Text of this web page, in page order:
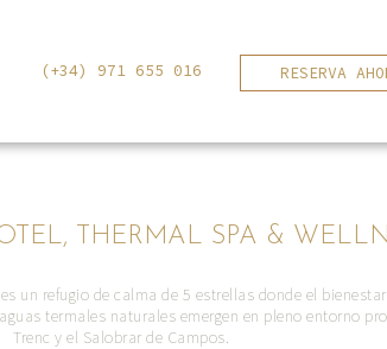
(+34) 971 655 016 RESERVA
THERMAL SPA &
un refugio de calma de 5 estrellas donde el
termales naturales emergen en pleno entorno
Trenc y el Salobrar de Campos.